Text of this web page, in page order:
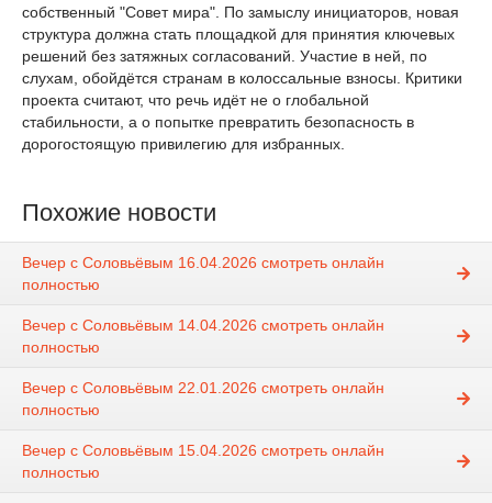
собственный "Совет мира". По замыслу инициаторов, новая
структура должна стать площадкой для принятия ключевых
решений без затяжных согласований. Участие в ней, по
слухам, обойдётся странам в колоссальные взносы. Критики
проекта считают, что речь идёт не о глобальной
стабильности, а о попытке превратить безопасность в
дорогостоящую привилегию для избранных.
Похожие новости
Вечер с Соловьёвым 16.04.2026 смотреть онлайн
полностью
Вечер с Соловьёвым 14.04.2026 смотреть онлайн
полностью
Вечер с Соловьёвым 22.01.2026 смотреть онлайн
полностью
Вечер с Соловьёвым 15.04.2026 смотреть онлайн
полностью